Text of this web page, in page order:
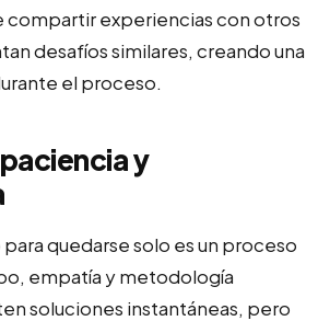
experiencias con otros
desafíos similares, creando una
el proceso.
y
quedarse solo es un proceso
empatía y metodología
soluciones instantáneas, pero